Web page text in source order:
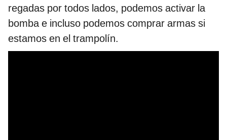
regadas por todos lados, podemos activar la
bomba e incluso podemos comprar armas si
estamos en el trampolín.